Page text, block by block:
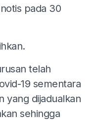
pada 30
telah
19 sementara
yang dijadualkan
sehingga